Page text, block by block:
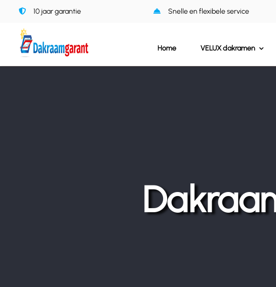
inhoud
10 jaar garantie Snelle en flexibele service
Home VELUX dakramen